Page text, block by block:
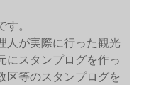
。
人が実際に行った観光
にスタンプログを作っ
区等のスタンプログを